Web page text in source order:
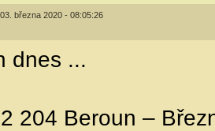
března 2020 - 08:05:26
dnes ...
204 Beroun –